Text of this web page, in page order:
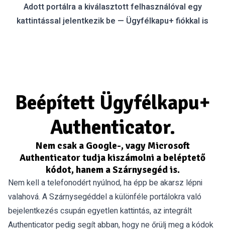
Adott portálra a kiválasztott felhasználóval egy
kattintással jelentkezik be — Ügyfélkapu+ fiókkal is
Beépített Ügyfélkapu+
Authenticator.
Nem csak a Google-, vagy Microsoft
Authenticator tudja kiszámolni a beléptető
kódot, hanem a Szárnysegéd is.
Nem kell a telefonodért nyúlnod, ha épp be akarsz lépni
valahová. A Szárnysegéddel a különféle portálokra való
bejelentkezés csupán egyetlen kattintás, az integrált
Authenticator pedig segít abban, hogy ne őrülj meg a kódok